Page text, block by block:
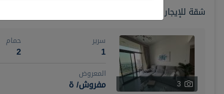
شقة للإيجار
3
سرير
1
حمام
2
المعروض
مفروش/ ة